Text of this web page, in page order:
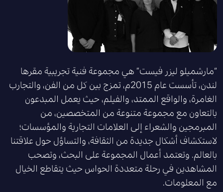
“مارشميلو ليزر فيست” هي مجموعة فنية تجريبية مقرها
لندن، تأسست عام 2015م، تمزج بين كل من الفن، والتجارب
الغامرة، والواقع الممتد، والفيلم، حيث يعمل المبدعون
بالتعاون مع مجموعة متنوعة من المتخصصين، من
المبرمجين والشعراء إلى العلامات التجارية والمؤسسات؛
لاستكشاف أشكال جديدة من الثقافة، والتساؤل حول علاقتنا
بالعالم. وتعتمد أعمال المجموعة على البحث، وتصحب
المشاهدين في رحلة متعددة الحواس حيث يتقاطع الخيال
مع المعلومات.